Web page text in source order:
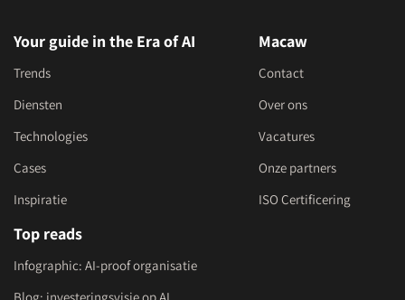
Your guide in the Era of AI
Trends
Diensten
Technologies
Cases
Inspiratie
Macaw
Contact
Over ons
Vacatures
Onze partners
ISO Certificering
Top reads
Infographic: AI-proof organisatie